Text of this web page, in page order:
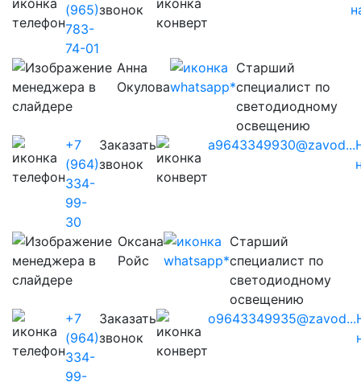
(965)
783-
74-01
звонок
Анна
Окулова
Старший
специалист по
светодиодному
освещению
+7
(964)
334-
99-
30
Заказать
звонок
a9643349930@zavod...
Оксана
Ройс
Старший
специалист по
светодиодному
освещению
+7
(964)
334-
99-
Заказать
звонок
o9643349935@zavod...